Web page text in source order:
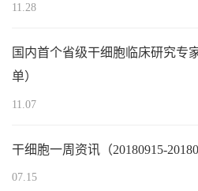
11.28
国内首个省级干细胞临床研究专
单）
11.07
干细胞一周资讯（20180915-
07.15